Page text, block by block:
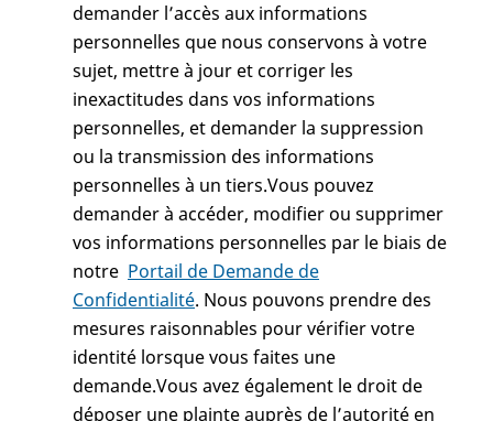
demander l’accès aux informations
personnelles que nous conservons à votre
sujet, mettre à jour et corriger les
inexactitudes dans vos informations
personnelles, et demander la suppression
ou la transmission des informations
personnelles à un tiers.Vous pouvez
demander à accéder, modifier ou supprimer
vos informations personnelles par le biais de
notre Portail de Demande de
Confidentialité. Nous pouvons prendre des
mesures raisonnables pour vérifier votre
identité lorsque vous faites une
demande.Vous avez également le droit de
déposer une plainte auprès de l’autorité en